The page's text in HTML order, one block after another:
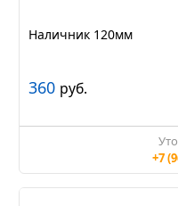
Наличник 120мм
360 руб.
+7